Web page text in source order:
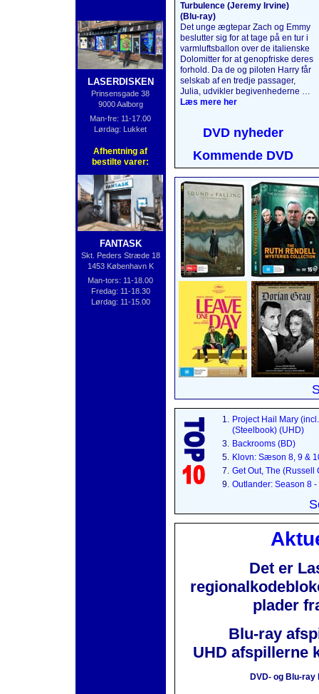
LASERDISKEN
Prinsensgade 38
9000 Aalborg
Man-fre: 11-17.00
Lørdag: Lukket
Afhentning af
bestilte varer:
FANTASK
Skt. Peders Stræde 18
1453 København K
Man-tors: 11-18.00
Fredag: 11-18.30
Lørdag: 11-15.00
Turbulence (Jeremy Irvine)
(Blu‑ray)
Det unge ægtepar Zach og Emmy
beslutter sig for at tage på en tur i
varmlufts­ballon over de italienske
Dolomitter for at genopfriske deres
forhold. Da de og piloten Harry får
selskab af en tredje passager,
Julia, udvikler begivenhederne sig
på en måde, de aldrig kunne have
været en uforglemmelig tur, til en
mørke hemmeligheder afsløres,
og naturens vrede slippes løs.
Læs mere her....
Læs mere her
DVD nyheder
Kommende DVD
1. Project Hail Mary
(Steelbook) (UHD)
3. Backrooms (BD)
5. Klovn: Sæson 8, 9 &
7. Get Out, The (Russell
9. Outlander: Season 8
Det er
plader
Blu-ray
UHD afspillerne
DVD- og Blu-ray